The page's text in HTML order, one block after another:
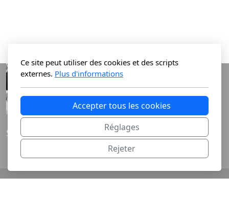
Stella Schouwey-Sanginés
Ce site peut utiliser des cookies et des scripts
externes. Plus d'informations
Accepter tous les cookies
Réglages
Rejeter